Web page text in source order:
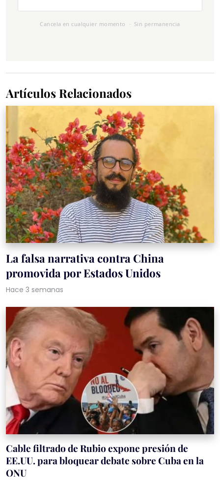
Cancela en cualquier momento · Sin permanencia
Artículos Relacionados
La falsa narrativa contra China
promovida por Estados Unidos
Hace 3 semanas
Cable filtrado de Rubio expone presión de
EE.UU. para bloquear debate sobre Cuba en la
ONU